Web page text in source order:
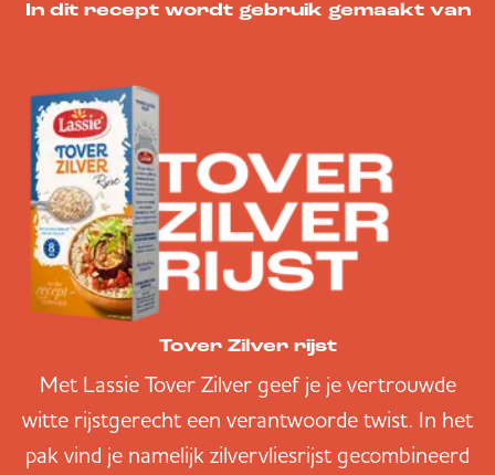
In dit recept wordt gebruik gemaakt van
Tover Zilver rijst
Met Lassie Tover Zilver geef je je vertrouwde
witte rijstgerecht een verantwoorde twist. In het
pak vind je namelijk zilvervliesrijst gecombineerd